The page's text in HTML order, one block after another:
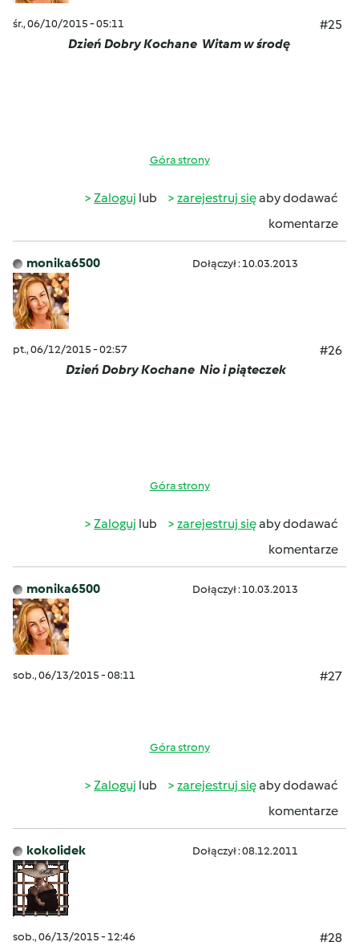
śr., 06/10/2015 - 05:11
#25
Dzień Dobry Kochane Witam w środę
Góra strony
Zaloguj lub zarejestruj sięaby dodawać
komentarze
monika6500 Dołączył : 10.03.2013
pt., 06/12/2015 - 02:57
#26
Dzień Dobry Kochane Nio i piąteczek
Góra strony
Zaloguj lub zarejestruj sięaby dodawać
komentarze
monika6500 Dołączył : 10.03.2013
sob., 06/13/2015 - 08:11 #27
Góra strony
Zaloguj lub zarejestruj sięaby dodawać
komentarze
kokolidek Dołączył : 08.12.2011
sob., 06/13/2015 - 12:46
#28